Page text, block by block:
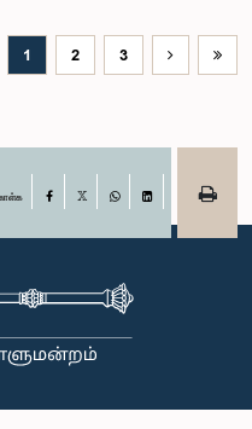
1 2 3
Facebook